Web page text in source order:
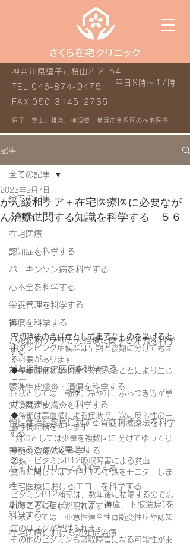
平日9時～17時
神奈川県逗子市桜山2-2-54
TEL 046-874-9475
FAX 050-3145-2736
逗子、葉山、鎌倉、横須賀、横浜市金沢区の在宅医療
記事
全ての記事
お知らせ
在宅医療
認知症を科学する
パーキンソン病を科学する
心不全を科学する
栄養管理を科学する
褥瘡を科学する
がん緩和ケア＋がん治療に関する知識を科学
する
がん緩和ケア医療を科学する
鬱滞性皮膚炎・潰瘍を科学する
失禁関連皮膚炎を科学する
慢性難治性疼痛に対する脊髄刺激療法を科学
する
脊髄刺激療法を科学する
ハイドロリリースを科学する
在宅医療におけるエコーを科学する
創傷ケア(スキン テア、褥瘡、下肢潰瘍)を
科学する
在宅医療における認知症治療
全ての記事
がん緩和ケア＋在宅医療医に必要なが
ん治療に関する知識を科学する ５６
2023年9月7日
胃切除後の合併症として重要なものを挙げると
①ダンピング症候群は早期と後期に分けて考え
る必要があります
◆早期は食物が小腸へ突然入ることにより生じ
ます
症状としては、動悸、冷や汗、ふらつき等が挙
げられます
◆後期は高血糖による症状で、次に反応性の一
過性低血糖を生じます
  対策としては少量を複数回に 分けてゆっくり
食べることが必要です
②鉄・ビタミンB12吸収障害による貧血
貧血に関してはフェリチンで鉄をモニターしま
す
ビタミンB12補充は、数年後に枯渇するので忘
れてころに症状が現れます
症状としては、亜急性連合性脊髄変性症や認知
症のリスクが挙げられます
その他のビタミンも吸収障害になる可能性があ